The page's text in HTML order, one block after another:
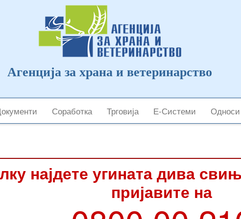
Агенција за храна и ветеринарство
Соработка Трговија Е-Системи Односи
најдете угината дива
пријавите на